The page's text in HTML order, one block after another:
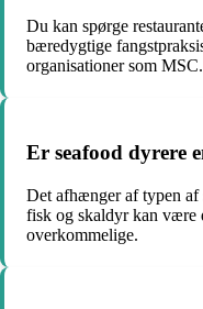
Du kan spørge
bæredygtige
organisationer som MSC.
Er seafood dyrere
Det afhænger af typen
fisk og skaldyr kan være
overkommelige.